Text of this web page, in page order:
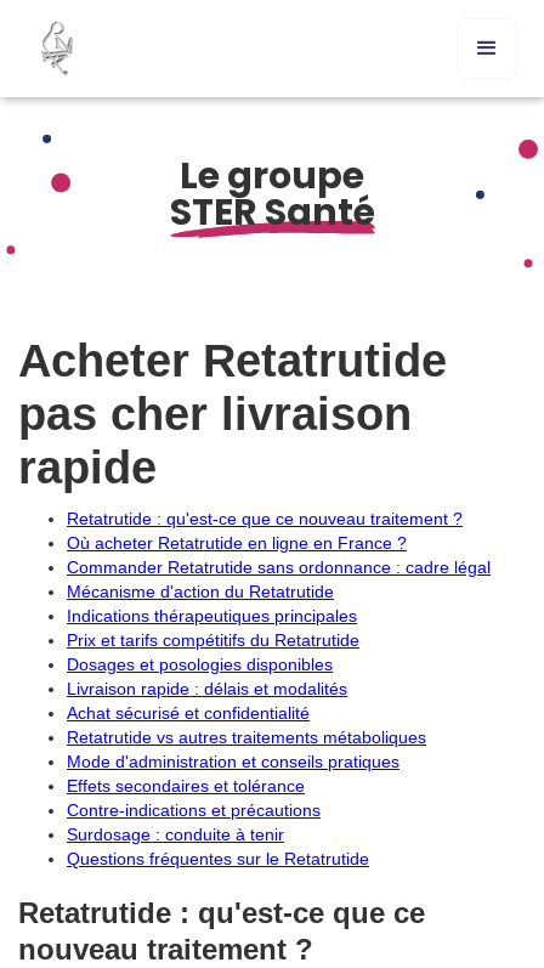
Le groupe
STER Santé
Acheter Retatrutide
pas cher livraison
rapide
Retatrutide : qu'est-ce que ce nouveau traitement ?
Où acheter Retatrutide en ligne en France ?
Commander Retatrutide sans ordonnance : cadre légal
Mécanisme d'action du Retatrutide
Indications thérapeutiques principales
Prix et tarifs compétitifs du Retatrutide
Dosages et posologies disponibles
Livraison rapide : délais et modalités
Achat sécurisé et confidentialité
Retatrutide vs autres traitements métaboliques
Mode d'administration et conseils pratiques
Effets secondaires et tolérance
Contre-indications et précautions
Surdosage : conduite à tenir
Questions fréquentes sur le Retatrutide
Retatrutide : qu'est-ce que ce
nouveau traitement ?